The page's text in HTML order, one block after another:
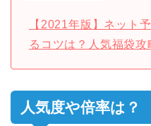
【2021年版】ネット
るコツは？人気福袋攻
人気度や倍率は？